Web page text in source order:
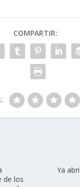
COMPARTIR:
de los
Ya